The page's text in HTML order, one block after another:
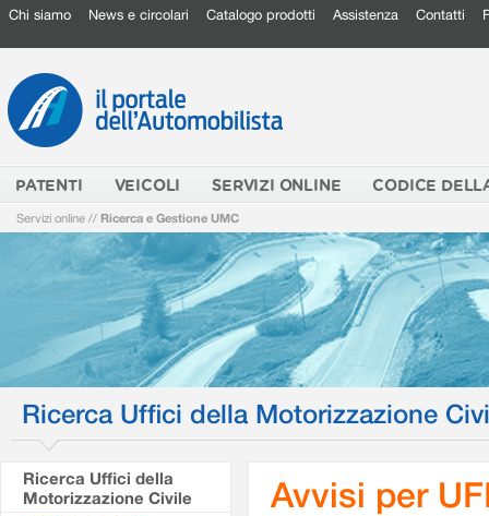
Chi siamo News e circolari Catalogo prodotti Assistenza Contatti
PATENTI VEICOLI SERVIZI ONLINE CODICE
Servizi online // Ricerca e Gestione UMC
Ricerca Uffici della Motorizzazione
Ricerca Uffici della
Motorizzazione Civile
Avvisi per